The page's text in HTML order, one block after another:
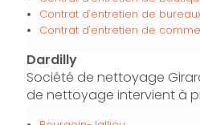
Contrat d'entretien de
Contrat d'entretien de
Dardilly
Société de nettoyage
de nettoyage intervient à